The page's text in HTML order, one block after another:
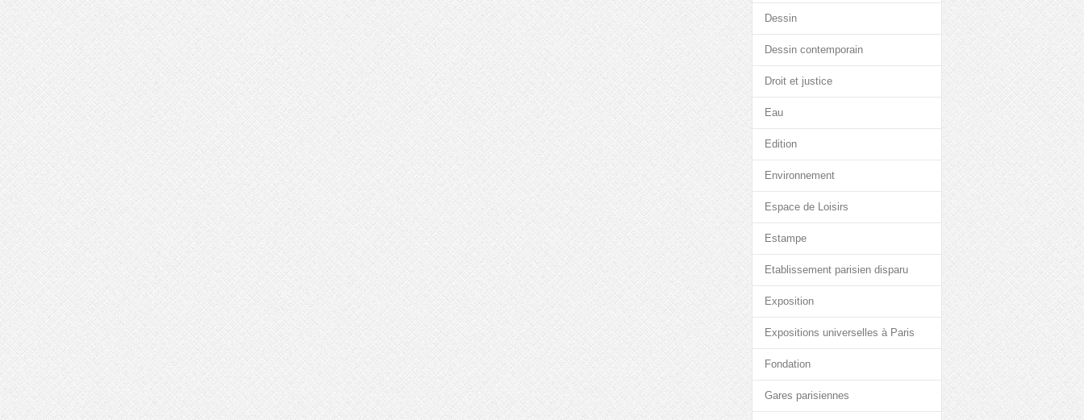
Dessin
Dessin contemporain
Droit et justice
Eau
Edition
Environnement
Espace de Loisirs
Estampe
Etablissement parisien disparu
Exposition
Expositions universelles à Paris
Fondation
Gares parisiennes